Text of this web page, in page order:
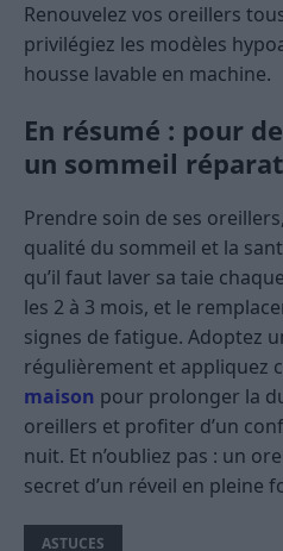
Renouvelez vos oreillers
privilégiez les modèles
housse lavable en machine.
En résumé : pour
un sommeil
Prendre soin de ses
qualité du sommeil et la
qu’il faut laver sa taie
les 2 à 3 mois, et le
signes de fatigue. Adoptez
régulièrement et appliquez
maison pour prolonger la
oreillers et profiter d’un
nuit. Et n’oubliez pas : un
secret d’un réveil en pleine
ASTUCES